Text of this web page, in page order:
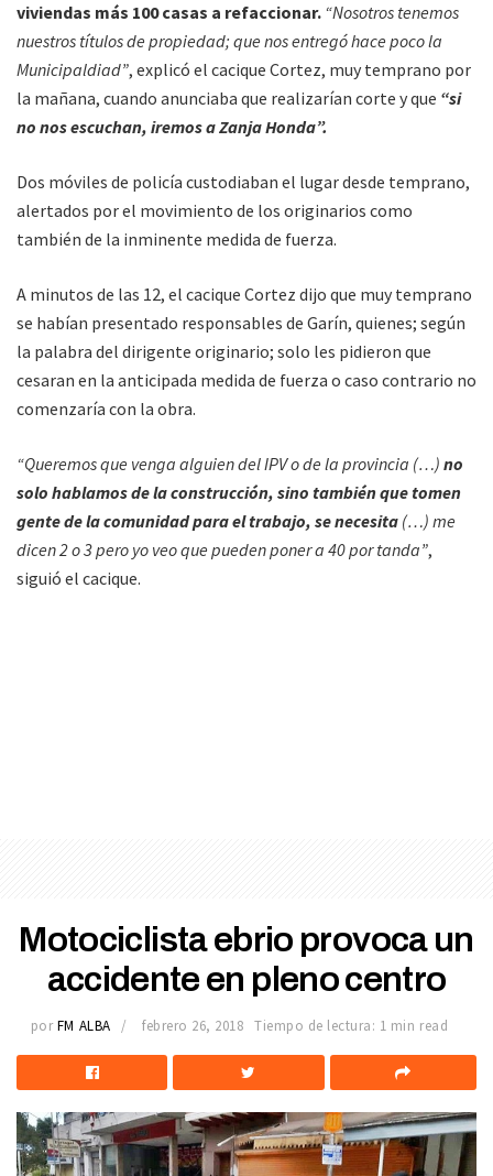
viviendas más 100 casas a refaccionar. “Nosotros tenemos
nuestros títulos de propiedad; que nos entregó hace poco la
Municipaldiad”, explicó el cacique Cortez, muy temprano por
la mañana, cuando anunciaba que realizarían corte y que “si
no nos escuchan, iremos a Zanja Honda”.
Dos móviles de policía custodiaban el lugar desde temprano,
alertados por el movimiento de los originarios como
también de la inminente medida de fuerza.
A minutos de las 12, el cacique Cortez dijo que muy temprano
se habían presentado responsables de Garín, quienes; según
la palabra del dirigente originario; solo les pidieron que
cesaran en la anticipada medida de fuerza o caso contrario no
comenzaría con la obra.
“Queremos que venga alguien del IPV o de la provincia (…) no
solo hablamos de la construcción, sino también que tomen
gente de la comunidad para el trabajo, se necesita (…) me
dicen 2 o 3 pero yo veo que pueden poner a 40 por tanda”,
siguió el cacique.
Motociclista ebrio provoca un
accidente en pleno centro
por FM ALBA febrero 26, 2018 Tiempo de lectura: 1 min read